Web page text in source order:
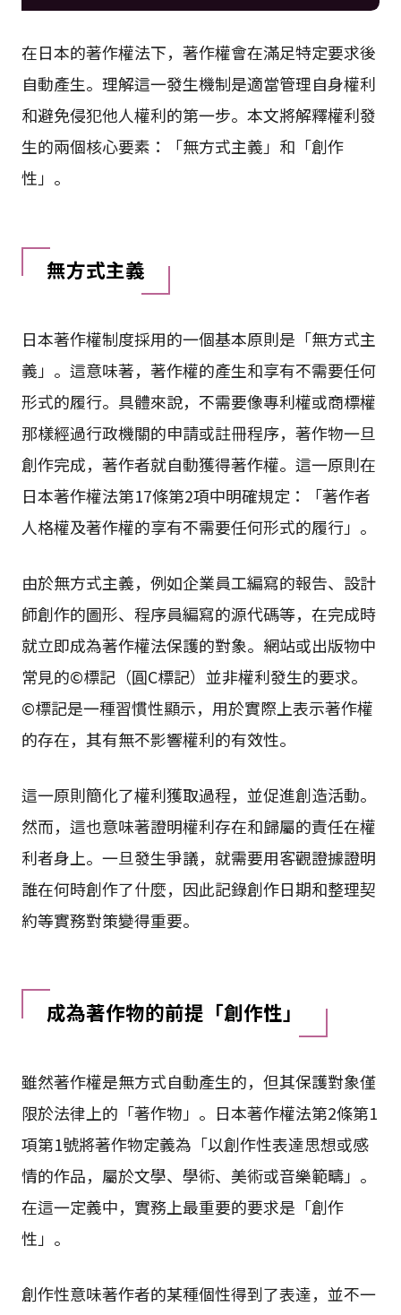
在日本的著作權法下，著作權會在滿足特定要求後
自動產生。理解這一發生機制是適當管理自身權利
和避免侵犯他人權利的第一步。本文將解釋權利發
生的兩個核心要素：「無方式主義」和「創作
性」。
無方式主義
日本著作權制度採用的一個基本原則是「無方式主
義」。這意味著，著作權的產生和享有不需要任何
形式的履行。具體來說，不需要像專利權或商標權
那樣經過行政機關的申請或註冊程序，著作物一旦
創作完成，著作者就自動獲得著作權。這一原則在
日本著作權法第17條第2項中明確規定：「著作者
人格權及著作權的享有不需要任何形式的履行」。
由於無方式主義，例如企業員工編寫的報告、設計
師創作的圖形、程序員編寫的源代碼等，在完成時
就立即成為著作權法保護的對象。網站或出版物中
常見的©標記（圓C標記）並非權利發生的要求。
©標記是一種習慣性顯示，用於實際上表示著作權
的存在，其有無不影響權利的有效性。
這一原則簡化了權利獲取過程，並促進創造活動。
然而，這也意味著證明權利存在和歸屬的責任在權
利者身上。一旦發生爭議，就需要用客觀證據證明
誰在何時創作了什麼，因此記錄創作日期和整理契
約等實務對策變得重要。
成為著作物的前提「創作性」
雖然著作權是無方式自動產生的，但其保護對象僅
限於法律上的「著作物」。日本著作權法第2條第1
項第1號將著作物定義為「以創作性表達思想或感
情的作品，屬於文學、學術、美術或音樂範疇」。
在這一定義中，實務上最重要的要求是「創作
性」。
創作性意味著作者的某種個性得到了表達，並不一